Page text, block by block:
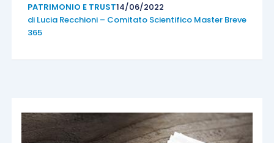
PATRIMONIO E TRUST14/06/2022
di Lucia Recchioni – Comitato Scientifico Master Breve
365